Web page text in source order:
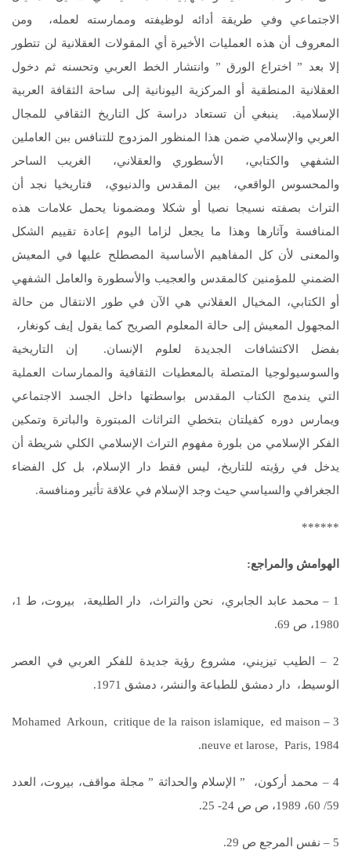
الاجتماعي وفي طريقة أدائه لوظيفته وممارسته لعمله، ومن
المعروف أن هذه العمليات الأخيرة أي المقولات العقلانية لن تتطور
إلا بعد ” اختراع الورق ” وانتشار الخط العربي وتحسنه ثم دخول
العقلانية المنطقية أو المركزية اليونانية إلى ساحة الثقافة العربية
الإسلامية. ينبغي أن تستعاد دراسة كل التاريخ الثقافي للمجال
العربي والإسلامي ضمن هذا المنظور المزدوج للتنافس ببن العاملين
الشفهي والكتابي، الأسطوري والعقلاني، الغريب الساحر
والمحسوس الواقعي، بين المقدس والدنيوي، فتاريخيا نجد أن
التراث بصفته نسيجا نصيا أو شكلا ومضمونا يحمل علامات هذه
المنافسة وآثارها وهذا ما يجعل لزاما اليوم إعادة تقييم الشكل
والمعنى لأن كل المفاهيم الأساسية المصطلح عليها في المعيش
الضمني للمؤمنين كالمقدس والعجيب والأسطورة والعامل الشفهي
أو الكتابي، المخيال العقلاني هي الآن في طور الانتقال من حالة
المجهول المعيش إلى حالة المعلوم الصريح كما يقول إيف كونغار،
بفضل الاكتشافات الجديدة لعلوم الإنسان. إن التاريخية
والسوسيولوجيا المتصلة بالمعطيات الثقافية والممارسات العملية
التي يندمج الكتاب المقدس بواسطتها داخل الجسد الاجتماعي
ويمارس دوره كفيلتان بتخطي التراثات المبتورة والباترة وتمكين
الفكر الإسلامي من بلورة مفهوم التراث الإسلامي الكلي شريطة أن
يدخل في رؤيته للتاريخ، ليس فقط دار الإسلام، بل كل الفضاء
الجغرافي والسياسي حيث وجد الإسلام في علاقة تأثير ومنافسة.
******
الهوامش والمراجع:
1 – محمد عابد الجابري، نحن والتراث، دار الطليعة، بيروت، ط 1،
1980، ص 69.
2 – الطيب تيزيني، مشروع رؤية جديدة للفكر العربي في العصر
الوسيط، دار دمشق للطباعة والنشر، دمشق 1971.
3 – Mohamed Arkoun, critique de la raison islamique, ed maison
neuve et larose, Paris, 1984.
4 – محمد أركون، ” الإسلام والحداثة ” مجلة مواقف، بيروت، العدد
59/ 60، 1989، ص ص 24- 25.
5 – نفس المرجع ص 29.